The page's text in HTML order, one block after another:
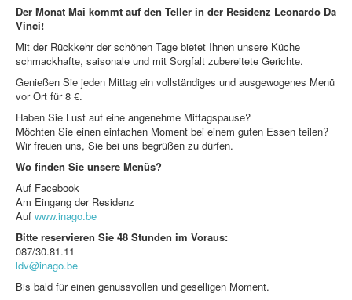
Der Monat Mai kommt auf den Teller in der Residenz Leonardo Da
Vinci!
Mit der Rückkehr der schönen Tage bietet Ihnen unsere Küche
schmackhafte, saisonale und mit Sorgfalt zubereitete Gerichte.
Genießen Sie jeden Mittag ein vollständiges und ausgewogenes Menü
vor Ort für 8 €.
Haben Sie Lust auf eine angenehme Mittagspause?
Möchten Sie einen einfachen Moment bei einem guten Essen teilen?
Wir freuen uns, Sie bei uns begrüßen zu dürfen.
Wo finden Sie unsere Menüs?
Auf Facebook
Am Eingang der Residenz
Auf www.inago.be
Bitte reservieren Sie 48 Stunden im Voraus:
087/30.81.11
ldv@inago.be
Bis bald für einen genussvollen und geselligen Moment.